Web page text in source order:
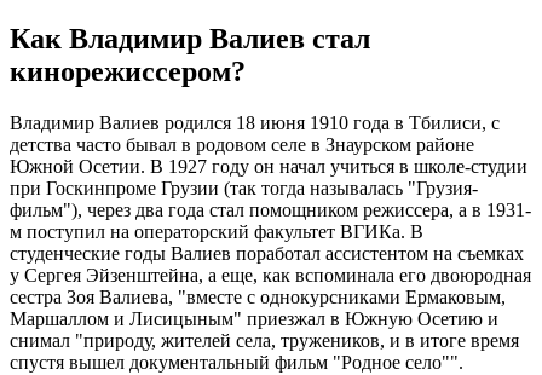
Как Владимир Валиев стал
кинорежиссером?
Владимир Валиев родился 18 июня 1910 года в Тбилиси, с
детства часто бывал в родовом селе в Знаурском районе
Южной Осетии. В 1927 году он начал учиться в школе-студии
при Госкинпроме Грузии (так тогда называлась "Грузия-
фильм"), через два года стал помощником режиссера, а в 1931-
м поступил на операторский факультет ВГИКа. В
студенческие годы Валиев поработал ассистентом на съемках
у Сергея Эйзенштейна, а еще, как вспоминала его двоюродная
сестра Зоя Валиева, "вместе с однокурсниками Ермаковым,
Маршаллом и Лисицыным" приезжал в Южную Осетию и
снимал "природу, жителей села, тружеников, и в итоге время
спустя вышел документальный фильм "Родное село"".